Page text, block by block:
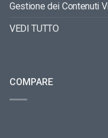
Gestione dei Contenuti
VEDI TUTTO
COMPARE